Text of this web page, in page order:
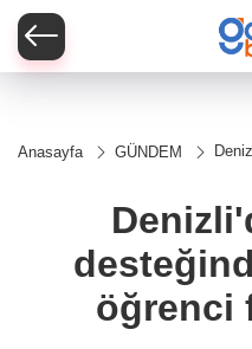
Anasayfa GÜNDEM
öğrenci